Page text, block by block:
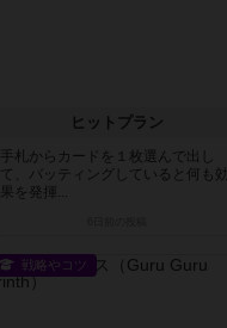
ヒットプラン
手札からカードを１枚選んで出し
て、バッティングしていると何も効
果を発揮...
戦略やコツ